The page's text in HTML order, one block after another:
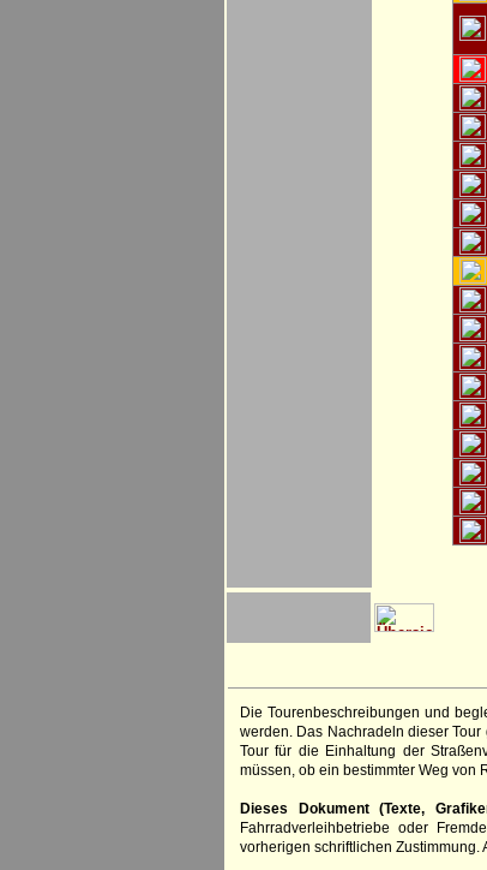
Die Tourenbeschreibungen und
werden. Das Nachradeln dieser
Tour für die Einhaltung der
müssen, ob ein bestimmter Weg von
Dieses Dokument (Texte,
Fahrradverleihbetriebe oder
vorherigen schriftlichen